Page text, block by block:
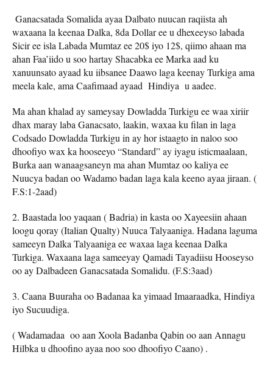
Ganacsatada Somalida ayaa Dalbato nuucan raqiista ah
waxaana la keenaa Dalka, 8da Dollar ee u dhexeeyso labada
Sicir ee isla Labada Mumtaz ee 20$ iyo 12$, qiimo ahaan ma
ahan Faa’iido u soo hartay Shacabka ee Marka aad ku
xanuunsato ayaad ku iibsanee Daawo laga keenay Turkiga ama
meela kale, ama Caafimaad ayaad Hindiya u aadee.
Ma ahan khalad ay sameysay Dowladda Turkigu ee waa xiriir
dhax maray laba Ganacsato, laakin, waxaa ku filan in laga
Codsado Dowladda Turkigu in ay hor istaagto in naloo soo
dhoofiyo wax ka hooseeyo “Standard” ay iyagu isticmaalaan,
Burka aan wanaagsaneyn ma ahan Mumtaz oo kaliya ee
Nuucya badan oo Wadamo badan laga kala keeno ayaa jiraan. (
F.S:1-2aad)
2. Baastada loo yaqaan ( Badria) in kasta oo Xayeesiin ahaan
loogu qoray (Italian Qualty) Nuuca Talyaaniga. Hadana laguma
sameeyn Dalka Talyaaniga ee waxaa laga keenaa Dalka
Turkiga. Waxaana laga sameeyay Qamadi Tayadiisu Hooseyso
oo ay Dalbadeen Ganacsatada Somalidu. (F.S:3aad)
3. Caana Buuraha oo Badanaa ka yimaad Imaaraadka, Hindiya
iyo Sucuudiga.
( Wadamadaa oo aan Xoola Badanba Qabin oo aan Annagu
Hilbka u dhoofino ayaa noo soo dhoofiyo Caano) .